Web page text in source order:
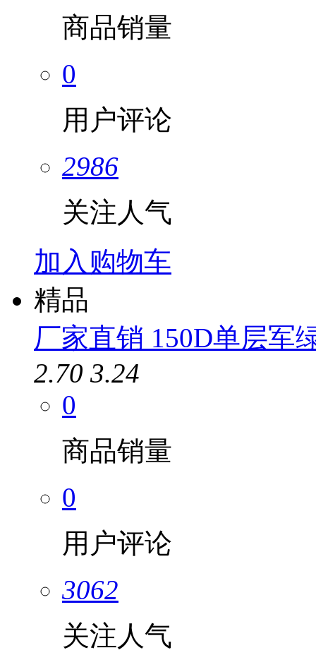
商品销量
0
用户评论
2986
关注人气
加入购物车
精品
厂家直销 150D单层军
2.70 3.24
0
商品销量
0
用户评论
3062
关注人气